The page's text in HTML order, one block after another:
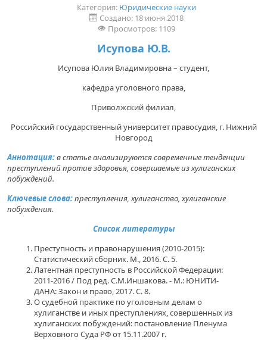
Категория: Юридические науки
Создано: 18 июня 2018
Просмотров: 1109
Исупова Ю.В.
Исупова Юлия Владимировна – студент,
кафедра уголовного права,
Приволжский филиал,
Российский государственный университет правосудия, г. Нижний
Новгород
Аннотация:в статье анализируются современные тенденции
преступлений против здоровья, совершаемые из хулиганских
побуждений.
Ключевые слова:преступления, хулиганство, хулиганские
побуждения.
Список литературы
Преступность и правонарушения (2010-2015):
Статистический сборник. М., 2016. С. 5.
Латентная преступность в Российской Федерации:
2011-2016 / Под ред. С.М.Иншакова. - М.: ЮНИТИ-
ДАНА: Закон и право, 2017. С. 8.
О судебной практике по уголовным делам о
хулиганстве и иных преступлениях, совершенных из
хулиганских побуждений: постановление Пленума
Верховного Суда РФ от 15.11.2007 г.